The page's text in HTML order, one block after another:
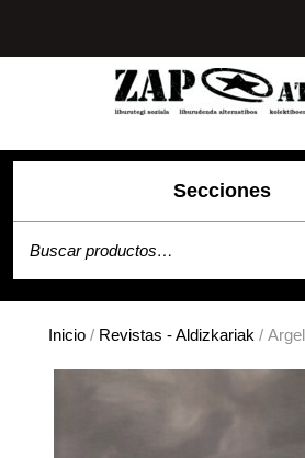
contenido
Secciones
Carrito
Inicio / Revistas - Aldizkariak /